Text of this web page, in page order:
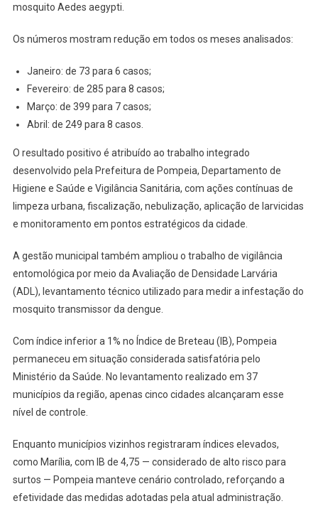
mosquito Aedes aegypti.
Os números mostram redução em todos os meses analisados:
Janeiro: de 73 para 6 casos;
Fevereiro: de 285 para 8 casos;
Março: de 399 para 7 casos;
Abril: de 249 para 8 casos.
O resultado positivo é atribuído ao trabalho integrado
desenvolvido pela Prefeitura de Pompeia, Departamento de
Higiene e Saúde e Vigilância Sanitária, com ações contínuas de
limpeza urbana, fiscalização, nebulização, aplicação de larvicidas
e monitoramento em pontos estratégicos da cidade.
A gestão municipal também ampliou o trabalho de vigilância
entomológica por meio da Avaliação de Densidade Larvária
(ADL), levantamento técnico utilizado para medir a infestação do
mosquito transmissor da dengue.
Com índice inferior a 1% no Índice de Breteau (IB), Pompeia
permaneceu em situação considerada satisfatória pelo
Ministério da Saúde. No levantamento realizado em 37
municípios da região, apenas cinco cidades alcançaram esse
nível de controle.
Enquanto municípios vizinhos registraram índices elevados,
como Marília, com IB de 4,75 — considerado de alto risco para
surtos — Pompeia manteve cenário controlado, reforçando a
efetividade das medidas adotadas pela atual administração.